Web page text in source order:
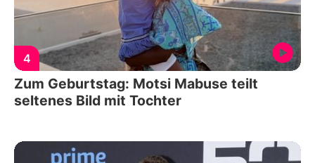
4
Zum Geburtstag: Motsi Mabuse teilt
seltenes Bild mit Tochter